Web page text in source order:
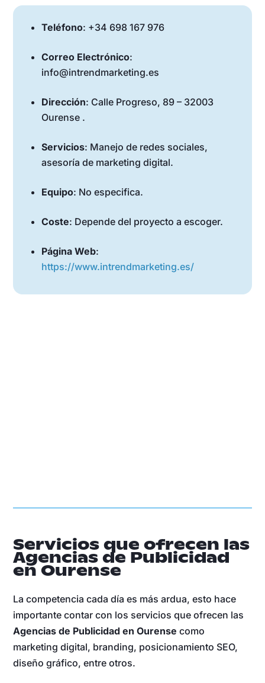
Teléfono: +34 698 167 976
Correo Electrónico:
info@intrendmarketing.es
Dirección: Calle Progreso, 89 – 32003
Ourense .
Servicios: Manejo de redes sociales,
asesoría de marketing digital.
Equipo: No especifica.
Coste: Depende del proyecto a escoger.
Página Web:
https://www.intrendmarketing.es/
Servicios que ofrecen las
Agencias de Publicidad
en Ourense
La competencia cada día es más ardua, esto hace
importante contar con los servicios que ofrecen las
Agencias de Publicidad en Ourense como
marketing digital, branding, posicionamiento SEO,
diseño gráfico, entre otros.